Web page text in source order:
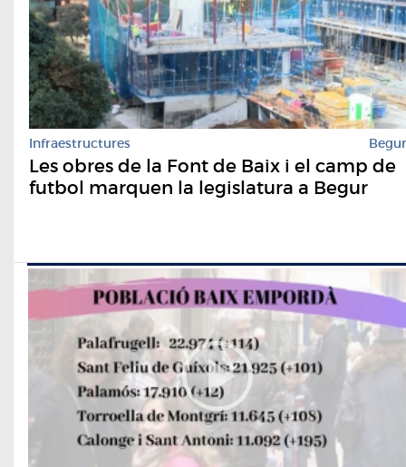
Infraestructures Begur
Les obres de la Font de Baix i el camp de
futbol marquen la legislatura a Begur